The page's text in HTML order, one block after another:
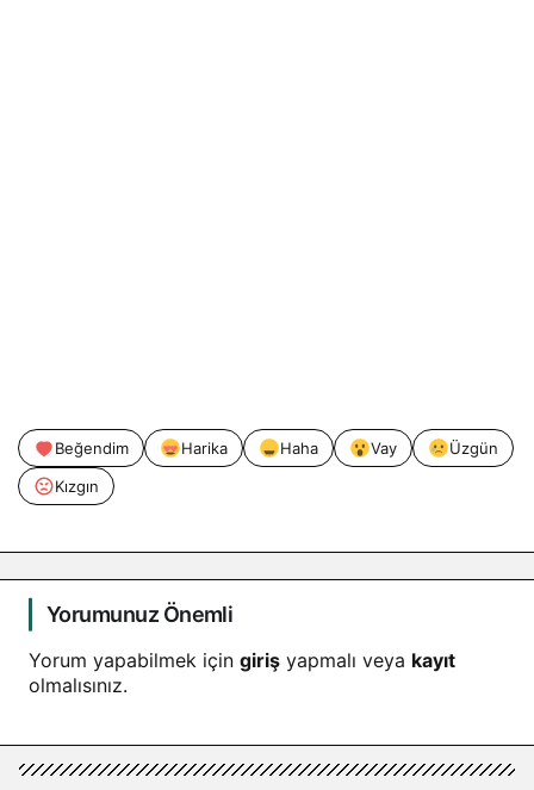
Beğendim Harika Haha Vay
Üzgün
Kızgın
Yorumunuz Önemli
Yorum yapabilmek için giriş yapmalı veya kayıt
olmalısınız.